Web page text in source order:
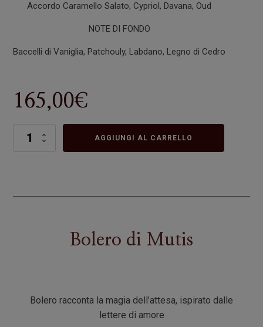
Accordo Caramello Salato, Cypriol, Davana, Oud
NOTE DI FONDO
Baccelli di Vaniglia, Patchouly, Labdano, Legno di Cedro
165,00€
Bolero
AGGIUNGI AL CARRELLO
Bolero di Mutis
Bolero racconta la magia dell’attesa, ispirato dalle
lettere di amore